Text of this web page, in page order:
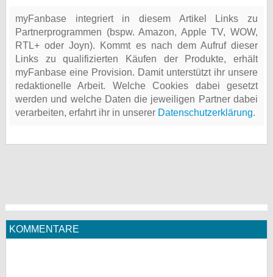
myFanbase integriert in diesem Artikel Links zu
Partnerprogrammen (bspw. Amazon, Apple TV, WOW,
RTL+ oder Joyn). Kommt es nach dem Aufruf dieser
Links zu qualifizierten Käufen der Produkte, erhält
myFanbase eine Provision. Damit unterstützt ihr unsere
redaktionelle Arbeit. Welche Cookies dabei gesetzt
werden und welche Daten die jeweiligen Partner dabei
verarbeiten, erfahrt ihr in unserer Datenschutzerklärung.
KOMMENTARE